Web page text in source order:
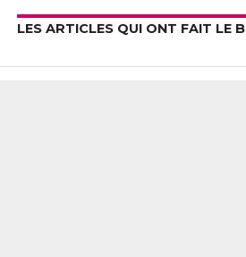
LES ARTICLES QUI ONT FAIT LE